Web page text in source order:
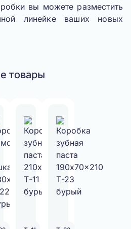
вы можете разместить
линейке ваших новых
товары